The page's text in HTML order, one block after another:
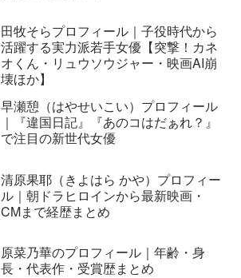
田牧そらプロフィール｜子役時代から
活躍する実力派若手女優【突撃！カネ
オくん・リュウソウジャー・映画AI崩
壊ほか】
早瀬憩（はやせいこい）プロフィール
｜『違国日記』『あのコはだぁれ？』
で注目の新世代女優
清原果耶（きよはら かや）プロフィー
ル｜朝ドラヒロインから最新映画・
CMまで経歴まとめ
原菜乃華のプロフィール｜年齢・身
長・代表作・受賞歴まとめ